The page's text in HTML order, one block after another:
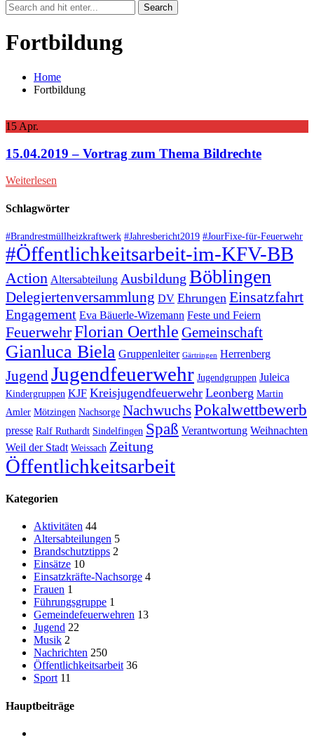
Fortbildung
Home
Fortbildung
15 Apr.
15.04.2019 – Vortrag zum Thema Bildrechte
Weiterlesen
Schlagwörter
#Brandrestmüllheizkraftwerk #Jahresbericht2019 #JourFixe-für-Feuerwehr
#Öffentlichkeitsarbeit-im-KFV-BB
Action Altersabteilung Ausbildung Böblingen
Delegiertenversammlung DV Ehrungen Einsatzfahrt
Engagement Eva Bäuerle-Wizemann Feste und Feiern
FeuerwehrFlorian Oerthle Gemeinschaft
Gianluca Biela Gruppenleiter Gärtringen Herrenberg
JugendJugendfeuerwehr Jugendgruppen Juleica
Kindergruppen KJF Kreisjugendfeuerwehr Leonberg Martin
Amler Mötzingen Nachsorge NachwuchsPokalwettbewerb
presse Ralf Ruthardt Sindelfingen Spaß Verantwortung Weihnachten
Weil der Stadt Weissach Zeitung
Öffentlichkeitsarbeit
Kategorien
Aktivitäten 44
Altersabteilungen 5
Brandschutztipps 2
Einsätze 10
Einsatzkräfte-Nachsorge 4
Frauen 1
Führungsgruppe 1
Gemeindefeuerwehren 13
Jugend 22
Musik 2
Nachrichten 250
Öffentlichkeitsarbeit 36
Sport 11
Hauptbeiträge